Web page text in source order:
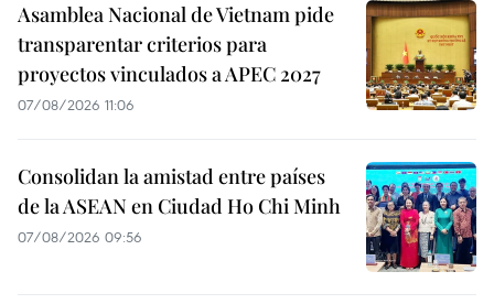
Asamblea Nacional de Vietnam pide
transparentar criterios para
proyectos vinculados a APEC 2027
07/08/2026 11:06
Consolidan la amistad entre países
de la ASEAN en Ciudad Ho Chi Minh
07/08/2026 09:56